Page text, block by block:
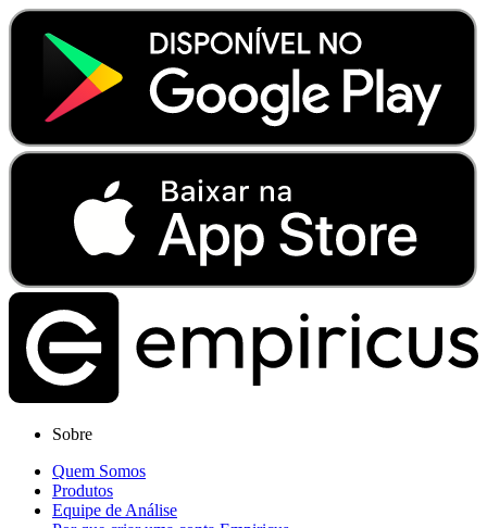
Sobre
Quem Somos
Produtos
Equipe de Análise